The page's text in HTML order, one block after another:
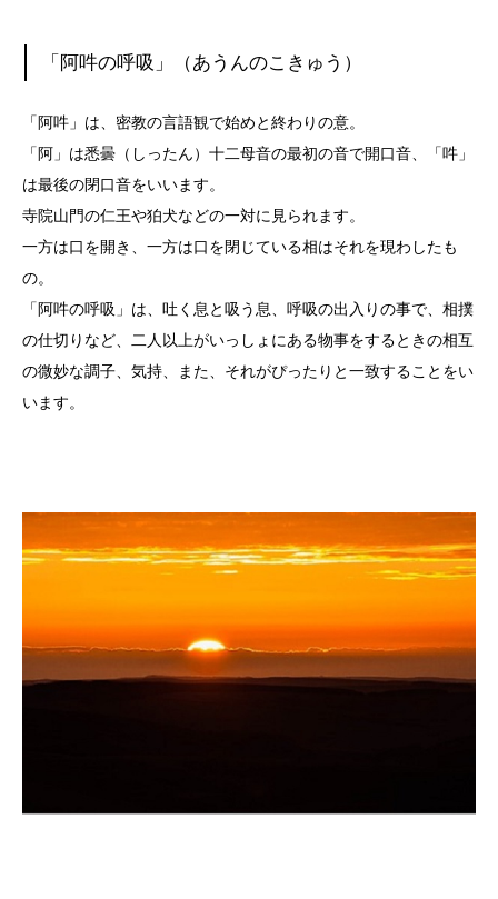
「阿吽の呼吸」（あうんのこきゅう）
「阿吽」は、密教の言語観で始めと終わりの意。
「阿」は悉曇（しったん）十二母音の最初の音で開口音、「吽」
は最後の閉口音をいいます。
寺院山門の仁王や狛犬などの一対に見られます。
一方は口を開き、一方は口を閉じている相はそれを現わしたも
の。
「阿吽の呼吸」は、吐く息と吸う息、呼吸の出入りの事で、相撲
の仕切りなど、二人以上がいっしょにある物事をするときの相互
の微妙な調子、気持、また、それがぴったりと一致することをい
います。